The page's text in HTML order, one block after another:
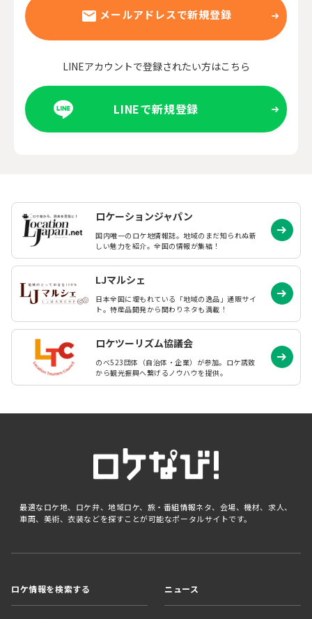
メールアドレスで新規登録
LINEアカウントで登録されたい方はこちら
LINEで新規登録
ロケーションジャパン
国内唯一のロケ地情報誌。地域のまだ知られぬ新
しい魅力を紹介。全国の情報が集結！
LJマルシェ
日本全国に埋もれている「地域の逸品」通販サイ
ト。特産品開発から関わりネタも満載！
ロケツーリズム協議会
のべ523団体（自治体・企業）が参加。ロケ誘致
から観光振興へ繋げるノウハウを提供。
最適なロケ地、ロケ弁、地域ロケ、旅・番組情報ネタ、会場、機材、求人、
車両、美術、衣装などを探すことが可能なポータルサイトです。
ロケ情報を検索する ニュース